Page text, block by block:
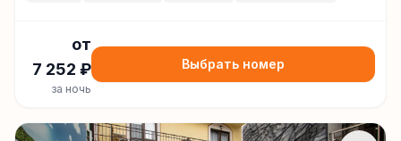
от
7 252 ₽
за ночь
Выбрать номер